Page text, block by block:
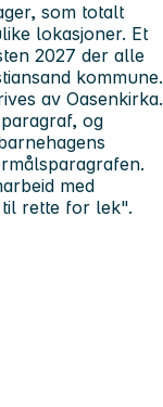
som totalt
lokasjoner. Et
2027 der alle
kommune.
av Oasenkirka.
og
med
til rette for lek".